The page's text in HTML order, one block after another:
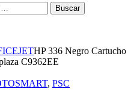
Buscar
HP 336 Negro Cartucho
C9362EE
, PSC